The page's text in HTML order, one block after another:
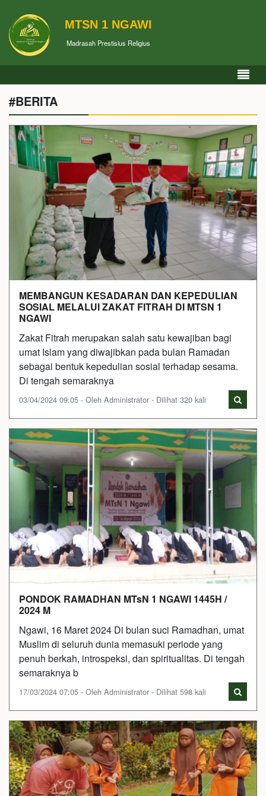
MTSN 1 NGAWI
Madrasah Prestisius Religius
#BERITA
MEMBANGUN KESADARAN DAN KEPEDULIAN
SOSIAL MELALUI ZAKAT FITRAH DI MTSN 1
NGAWI
Zakat Fitrah merupakan salah satu kewajiban bagi
umat Islam yang diwajibkan pada bulan Ramadan
sebagai bentuk kepedulian sosial terhadap sesama.
Di tengah semaraknya
03/04/2024 09:05 - Oleh Administrator - Dilihat 320 kali
PONDOK RAMADHAN MTsN 1 NGAWI 1445H /
2024 M
Ngawi, 16 Maret 2024 Di bulan suci Ramadhan, umat
Muslim di seluruh dunia memasuki periode yang
penuh berkah, introspeksi, dan spiritualitas. Di tengah
semaraknya b
17/03/2024 07:05 - Oleh Administrator - Dilihat 598 kali